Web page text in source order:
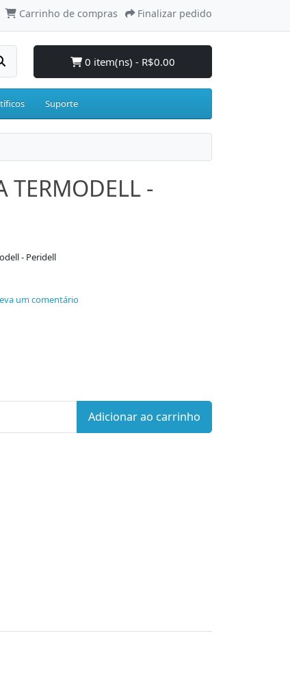
Carrinho de compras Finalizar pedido
0 item(ns) - R$0.00
Suporte
TERMODELL -
- Peridell
um comentário
Adicionar ao carrinho